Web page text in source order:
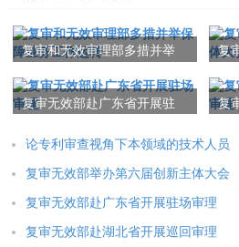
复审和无效审理部多措并举
复
复审无效部赴广东省开展驻
复
论专利审查视角下本领域的技术人员
复审无效部举办第六届创新主体大会
复审无效部赴广东省开展驻场审理
复审无效部赴湖北省开展巡回审理